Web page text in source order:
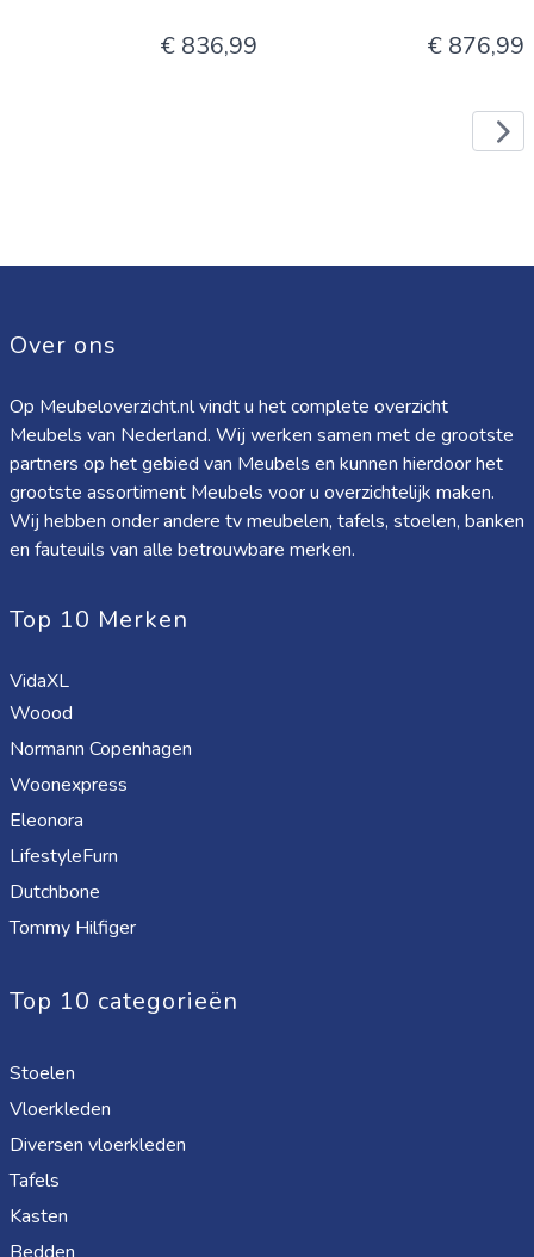
€ 836,99 € 876,99
Over ons
Op Meubeloverzicht.nl vindt u het complete overzicht
Meubels van Nederland. Wij werken samen met de grootste
partners op het gebied van Meubels en kunnen hierdoor het
grootste assortiment Meubels voor u overzichtelijk maken.
Wij hebben onder andere tv meubelen, tafels, stoelen, banken
en fauteuils van alle betrouwbare merken.
Top 10 Merken
VidaXL
Woood
Normann Copenhagen
Woonexpress
Eleonora
LifestyleFurn
Dutchbone
Tommy Hilfiger
Top 10 categorieën
Stoelen
Vloerkleden
Diversen vloerkleden
Tafels
Kasten